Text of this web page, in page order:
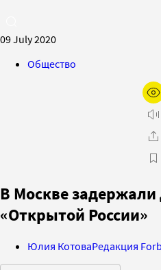
09 July 2020
Общество
В Москве задержали
«Открытой России»
Юлия КотоваРедакция